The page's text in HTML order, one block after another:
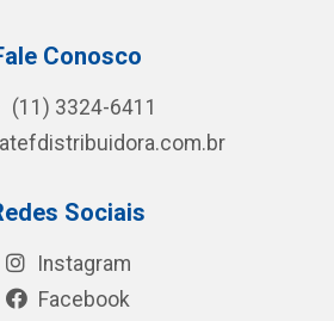
Conosco
(11) 3324-6411
Sociais
Instagram
Facebook